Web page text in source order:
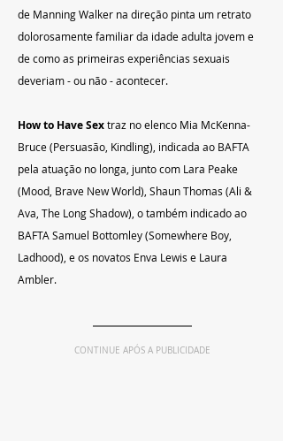
de Manning Walker na direção pinta um retrato
dolorosamente familiar da idade adulta jovem e
de como as primeiras experiências sexuais
deveriam - ou não - acontecer.
How to Have Sex traz no elenco Mia McKenna-
Bruce (Persuasão, Kindling), indicada ao BAFTA
pela atuação no longa, junto com Lara Peake
(Mood, Brave New World), Shaun Thomas (Ali &
Ava, The Long Shadow), o também indicado ao
BAFTA Samuel Bottomley (Somewhere Boy,
Ladhood), e os novatos Enva Lewis e Laura
Ambler.
CONTINUE APÓS A PUBLICIDADE